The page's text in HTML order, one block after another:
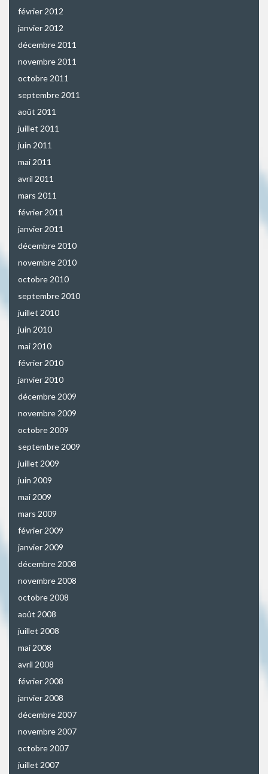
février 2012
janvier 2012
décembre 2011
novembre 2011
octobre 2011
septembre 2011
août 2011
juillet 2011
juin 2011
mai 2011
avril 2011
mars 2011
février 2011
janvier 2011
décembre 2010
novembre 2010
octobre 2010
septembre 2010
juillet 2010
juin 2010
mai 2010
février 2010
janvier 2010
décembre 2009
novembre 2009
octobre 2009
septembre 2009
juillet 2009
juin 2009
mai 2009
mars 2009
février 2009
janvier 2009
décembre 2008
novembre 2008
octobre 2008
août 2008
juillet 2008
mai 2008
avril 2008
février 2008
janvier 2008
décembre 2007
novembre 2007
octobre 2007
juillet 2007